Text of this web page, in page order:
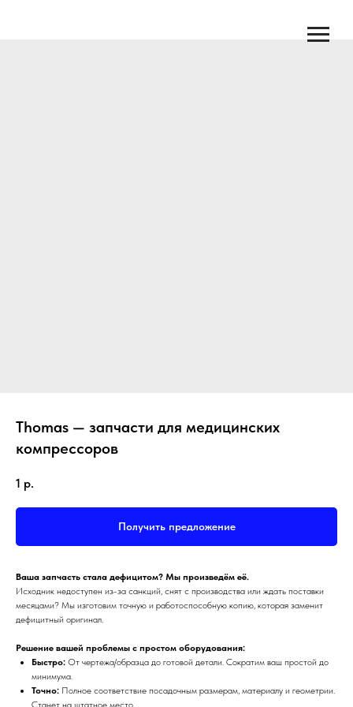
Thomas — запчасти для медицинских
компрессоров
1 р.
Получить предложение
Ваша запчасть стала дефицитом? Мы произведём её.
Исходник недоступен из-за санкций, снят с производства или ждать поставки
месяцами? Мы изготовим точную и работоспособную копию, которая заменит
дефицитный оригинал.
Решение вашей проблемы с простом оборудования:
Быстро: От чертежа/образца до готовой детали. Сократим ваш простой до
минимума.
Точно: Полное соответствие посадочным размерам, материалу и геометрии.